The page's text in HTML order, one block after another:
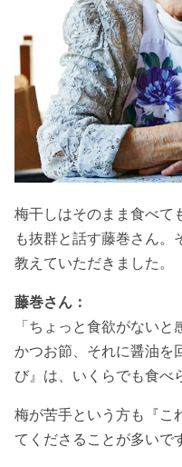
梅干しはそのまま食べて
も抜群と話す藤巻さん。
教えていただきました。
藤巻さん：
「ちょっと食欲がない
かつお節、それに醤油を
び』は、いくらでも食べ
梅が苦手という方も『こ
てくださることが多いで